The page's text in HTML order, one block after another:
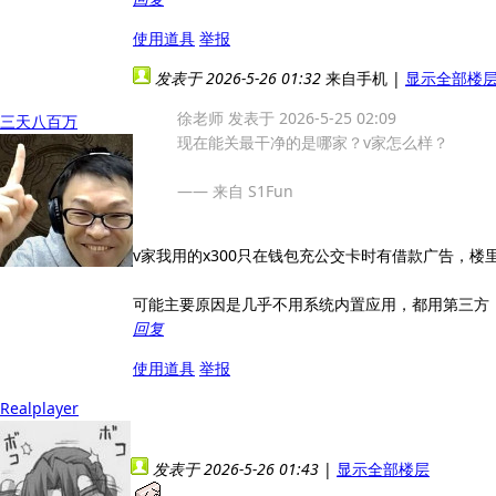
使用道具 举报
三天八百万
发表于 2026-5-26 01:32 来自手机 | 显示全部楼
徐老师 发表于 2026-5-25 02:09
现在能关最干净的是哪家？v家怎么样？
—— 来自 S1Fun
v家我用的x300只在钱包充公交卡时有借款广告，楼
可能主要原因是几乎不用系统内置应用，都用第三方
回复
使用道具 举报
Realplayer
发表于 2026-5-26 01:43 | 显示全部楼层